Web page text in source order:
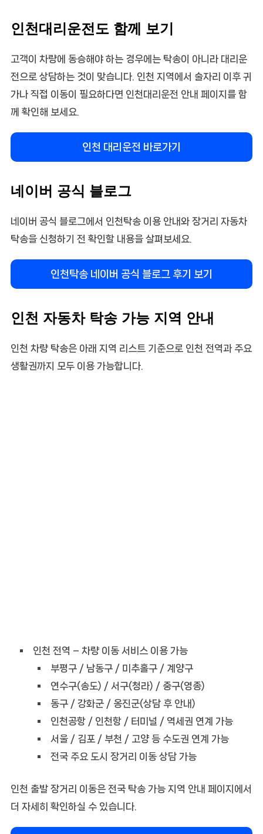
인천대리운전도 함께 보기
고객이 차량에 동승해야 하는 경우에는 탁송이 아니라 대리운
전으로 상담하는 것이 맞습니다. 인천 지역에서 술자리 이후 귀
가나 직접 이동이 필요하다면 인천대리운전 안내 페이지를 함
께 확인해 보세요.
인천 대리운전 바로가기
네이버 공식 블로그
네이버 공식 블로그에서 인천탁송 이용 안내와 장거리 자동차
탁송을 신청하기 전 확인할 내용을 살펴보세요.
인천탁송 네이버 공식 블로그 후기 보기
인천 자동차 탁송 가능 지역 안내
인천 차량 탁송은 아래 지역 리스트 기준으로 인천 전역과 주요
생활권까지 모두 이용 가능합니다.
인천 전역 – 차량 이동 서비스 이용 가능
부평구 / 남동구 / 미추홀구 / 계양구
연수구(송도) / 서구(청라) / 중구(영종)
동구 / 강화군 / 옹진군(상담 후 안내)
인천공항 / 인천항 / 터미널 / 역세권 연계 가능
서울 / 김포 / 부천 / 고양 등 수도권 연계 가능
전국 주요 도시 장거리 이동 상담 가능
인천 출발 장거리 이동은 전국 탁송 가능 지역 안내 페이지에서
더 자세히 확인하실 수 있습니다.